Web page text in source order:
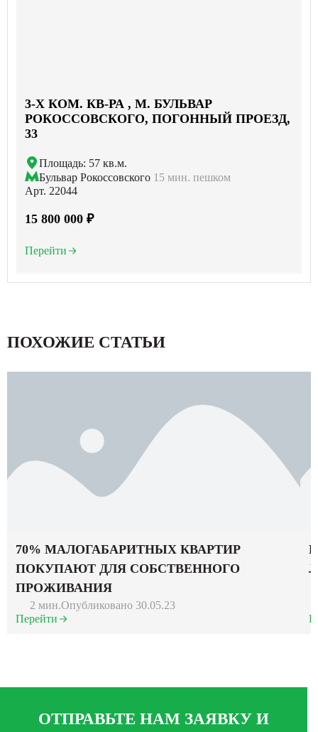
3-X КОМ. КВ-РА , М. БУЛЬВАР
РОКОССОВСКОГО, ПОГОННЫЙ ПРОЕЗД,
33
Площадь: 57 кв.м.
Бульвар Рокоссовского 15 мин. пешком
Арт. 22044
15 800 000 ₽
Перейти
ПОХОЖИЕ СТАТЬИ
70% МАЛОГАБАРИТНЫХ КВАРТИР
ПОКУПАЮТ ДЛЯ СОБСТВЕННОГО
ПРОЖИВАНИЯ
2 мин.Опубликовано 30.05.23
Перейти
ОТПРАВЬТЕ НАМ ЗАЯВКУ И